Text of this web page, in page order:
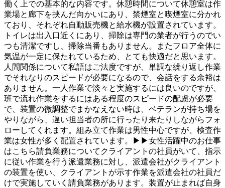
働く上での基本的な内容です。休憩時間について休憩室は作
業場と廊下を挟んだ向かいにあり、禁煙室と喫煙室に分かれ
ており、それぞれ自動販売機と給水機が設置されています。
トイレは出入口近くにあり、掃除は専門の業者が行うのでい
つも清潔ですし、掃除当番もありません。またフロア全体に
気温が一定に保たれているため、とても快適だと思います。
人間関係について私語はご法度ですが、単調な繰り返し作業
でそれなりのスピードが必要になるので、会話をする余裕は
ありません。一人作業で淡々と実施するには良いのですが、
班で流れ作業をするにはある程度のスピードの配慮が必要
で、装置の微調整でまかなえない時は、ベテランが持ち場を
やりながら、遅い担当者の所に行ったり来たりしながらフォ
ローしてくれます。組み立て作業は男性中心ですが、検査作
業は女性が多く配置されています。▶▶女性活躍中のお仕事
はこちら請負業務についてクライアントの社員がいて、指示
に従い作業を行う派遣業務に対し、派遣会社がクライアント
の装置を使い、クライアントが示す作業を派遣会社の社員だ
けで実施していく請負業務があります。装置が止まれば自身